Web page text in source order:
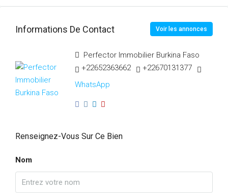
Informations De Contact Voir les annonces
Perfector Immobilier Burkina Faso
+22652363662
+22670131377
WhatsApp
Renseignez-Vous Sur Ce Bien
Nom